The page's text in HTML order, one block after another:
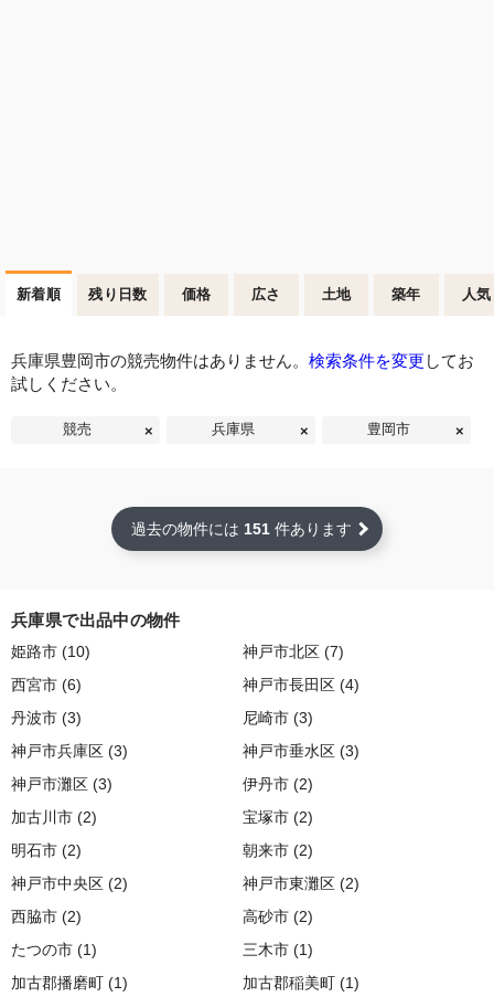
新着順 残り日数 価格 広さ 土地 築年 人気
兵庫県豊岡市の競売物件はありません。 検索条件を変更 してお
試しください。
競売 兵庫県 豊岡市
過去の物件には 151 件あります
兵庫県で出品中の物件
姫路市 (10) 神戸市北区 (7)
西宮市 (6) 神戸市長田区 (4)
丹波市 (3) 尼崎市 (3)
神戸市兵庫区 (3) 神戸市垂水区 (3)
神戸市灘区 (3) 伊丹市 (2)
加古川市 (2) 宝塚市 (2)
明石市 (2) 朝来市 (2)
神戸市中央区 (2) 神戸市東灘区 (2)
西脇市 (2) 高砂市 (2)
たつの市 (1) 三木市 (1)
加古郡播磨町 (1) 加古郡稲美町 (1)